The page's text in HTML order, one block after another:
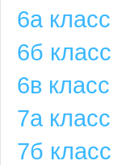
6а класс
6б класс
6в класс
7а класс
7б класс